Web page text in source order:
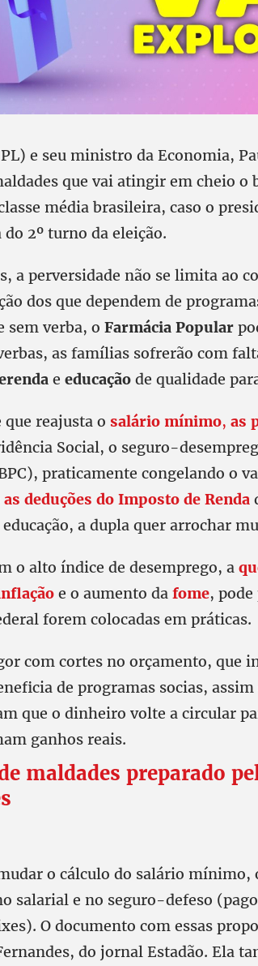
e seu ministro da Economia,
que vai atingir em cheio o
média brasileira, caso o
2º turno da eleição.
a perversidade não se limita ao
dos que dependem de
sem verba, o Farmácia Popular
as famílias sofrerão com
e educação de qualidade
reajusta o salário mínimo, as
Social, o seguro-
praticamente congelando o
deduções do Imposto de Renda
a dupla quer arrochar
o alto índice de desemprego, a
e o aumento da fome,
forem colocadas em práticas.
com cortes no orçamento, que
de programas socias, assim
que o dinheiro volte a circular
ganhos reais.
maldades preparado
o cálculo do salário mínimo,
salarial e no seguro-defeso
O documento com essas
do jornal Estadão. Ela